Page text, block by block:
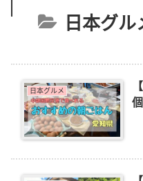
日本グル
日本グルメ